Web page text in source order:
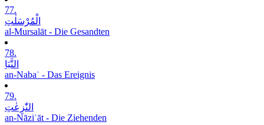
77.
الْمُرْسَلٰتِ
al-Mursalāt - Die Gesandten
78.
النَّبَاِ
an-Nabaʾ - Das Ereignis
79.
النّٰزِعٰتِ
an-Nāziʿāt - Die Ziehenden